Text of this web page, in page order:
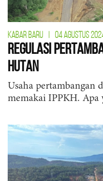
KABAR BARU | 04 AGUSTUS
Regulasi
Hutan
Usaha pertambangan
memakai IPPKH. Apa